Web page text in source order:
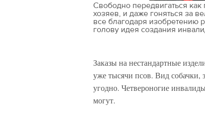
Свободно передвигаться
хозяев, и даже гоняться за
все благодаря изобретению
голову идея создания
Заказы на нестандартные
уже тысячи псов. Вид собачки,
угодно. Четвероногие
могут.